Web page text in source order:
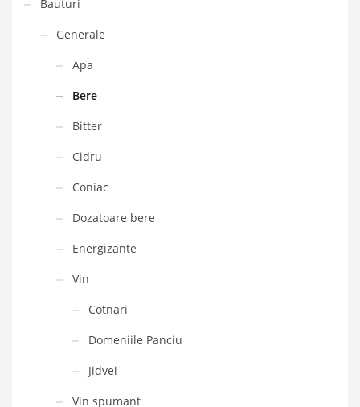
Bauturi
Generale
Apa
Bere
Bitter
Cidru
Coniac
Dozatoare bere
Energizante
Vin
Cotnari
Domeniile Panciu
Jidvei
Vin spumant